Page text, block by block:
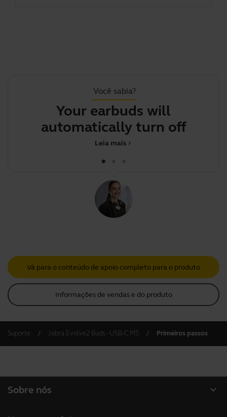
Você sabia?
Your earbuds will
automatically turn off to co
chevron_right
Leia mais
Vá para o conteúdo de apoio completo para o produto
Informações de vendas e do produto
Suporte Jabra Evolve2 Buds - USB-C MS Primeiros passos
expand_more
Sobre nós